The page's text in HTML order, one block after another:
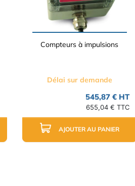
Compteurs à impulsions
Délai sur demande
545,87 € HT
655,04 € TTC
AJOUTER AU PANIER